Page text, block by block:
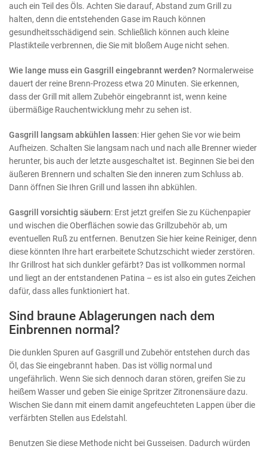
auch ein Teil des Öls. Achten Sie darauf, Abstand zum Grill zu
halten, denn die entstehenden Gase im Rauch können
gesundheitsschädigend sein. Schließlich können auch kleine
Plastikteile verbrennen, die Sie mit bloßem Auge nicht sehen.
Wie lange muss ein Gasgrill eingebrannt werden? Normalerweise
dauert der reine Brenn-Prozess etwa 20 Minuten. Sie erkennen,
dass der Grill mit allem Zubehör eingebrannt ist, wenn keine
übermäßige Rauchentwicklung mehr zu sehen ist.
Gasgrill langsam abkühlen lassen: Hier gehen Sie vor wie beim
Aufheizen. Schalten Sie langsam nach und nach alle Brenner wieder
herunter, bis auch der letzte ausgeschaltet ist. Beginnen Sie bei den
äußeren Brennern und schalten Sie den inneren zum Schluss ab.
Dann öffnen Sie Ihren Grill und lassen ihn abkühlen.
Gasgrill vorsichtig säubern: Erst jetzt greifen Sie zu Küchenpapier
und wischen die Oberflächen sowie das Grillzubehör ab, um
eventuellen Ruß zu entfernen. Benutzen Sie hier keine Reiniger, denn
diese könnten Ihre hart erarbeitete Schutzschicht wieder zerstören.
Ihr Grillrost hat sich dunkler gefärbt? Das ist vollkommen normal
und liegt an der entstandenen Patina – es ist also ein gutes Zeichen
dafür, dass alles funktioniert hat.
Sind braune Ablagerungen nach dem
Einbrennen normal?
Die dunklen Spuren auf Gasgrill und Zubehör entstehen durch das
Öl, das Sie eingebrannt haben. Das ist völlig normal und
ungefährlich. Wenn Sie sich dennoch daran stören, greifen Sie zu
heißem Wasser und geben Sie einige Spritzer Zitronensäure dazu.
Wischen Sie dann mit einem damit angefeuchteten Lappen über die
verfärbten Stellen aus Edelstahl.
Benutzen Sie diese Methode nicht bei Gusseisen. Dadurch würden